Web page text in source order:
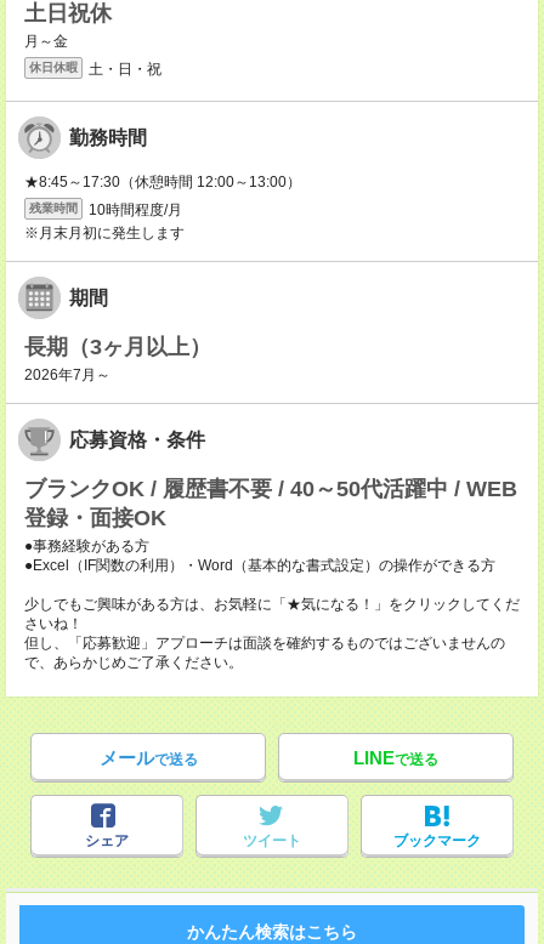
土日祝休
月～金
休日休暇 土・日・祝
勤務時間
★8:45～17:30（休憩時間 12:00～13:00）
残業時間
10時間程度/月
※月末月初に発生します
期間
長期（3ヶ月以上）
2026年7月～
応募資格・条件
ブランクOK / 履歴書不要 / 40～50代活躍中 / WEB
登録・面接OK
●事務経験がある方
●Excel（IF関数の利用）・Word（基本的な書式設定）の操作ができる方
少しでもご興味がある方は、お気軽に「★気になる！」をクリックしてくだ
さいね！
但し、「応募歓迎」アプローチは面談を確約するものではございませんの
で、あらかじめご了承ください。
メールで送る LINEで送る
シェア ツイート ブックマーク
かんたん検索はこちら